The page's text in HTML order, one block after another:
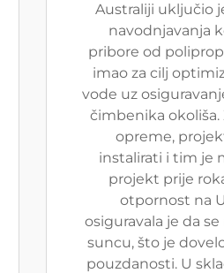
Australiji uključio
navodnjavanja
pribore od
imao za cilj
vode uz
čimbenika
opreme,
instalirati i tim je
projekt prije
otpornost na
osiguravala je da
suncu, što je
pouzdanosti. U